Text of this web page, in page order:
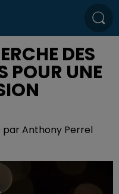
DES
POUR UNE
par Anthony Perrel